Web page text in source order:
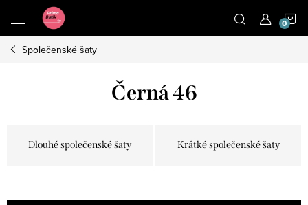
obsah
Společenské šaty
Černá 46
Dlouhé společenské šaty Krátké společenské šaty